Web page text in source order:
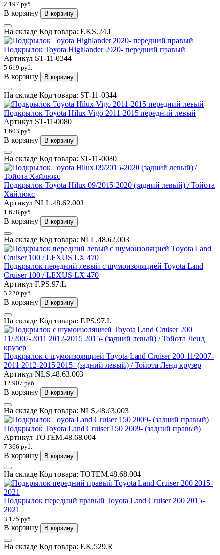
2 197 руб.
В корзину В корзину
На складе Код товара: F.KS.24.L
Подкрылок Toyota Highlander 2020- передний правый
Артикул ST-11-0344
5 619 руб.
В корзину В корзину
На складе Код товара: ST-11-0344
Подкрылок Toyota Hilux Vigo 2011-2015 передний левый
Артикул ST-11-0080
1 603 руб.
В корзину В корзину
На складе Код товара: ST-11-0080
Подкрылок Toyota Hilux 09/2015-2020 (задний левый) / Тойота
Хайлюкс
Артикул NLL.48.62.003
1 678 руб.
В корзину В корзину
На складе Код товара: NLL.48.62.003
Подкрылок передний левый с шумоизоляцией Toyota Land
Cruiser 100 / LEXUS LX 470
Артикул F.PS.97.L
3 220 руб.
В корзину В корзину
На складе Код товара: F.PS.97.L
Подкрылок с шумоизоляцией Toyota Land Cruiser 200 11/2007-
2011 2012-2015 2015- (задний левый) / Тойота Ленд крузер
Артикул NLS.48.63.003
12 907 руб.
В корзину В корзину
На складе Код товара: NLS.48.63.003
Подкрылок Toyota Land Cruiser 150 2009- (задний правый)
Артикул TOTEM.48.68.004
7 366 руб.
В корзину В корзину
На складе Код товара: TOTEM.48.68.004
Подкрылок передний правый Toyota Land Cruiser 200 2015-
2021
3 175 руб.
В корзину В корзину
На складе Код товара: F.K.529.R